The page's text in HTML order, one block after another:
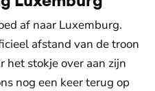
af naar Luxemburg.
afstand van de troon
het stokje over aan zijn
nog een keer terug op